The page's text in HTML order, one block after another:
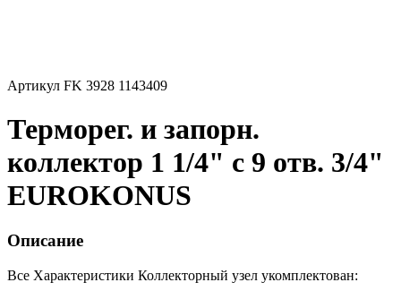
Артикул FK 3928 1143409
Терморег. и запорн.
коллектор 1 1/4" с 9 отв. 3/4"
EUROKONUS
Описание
Все Характеристики Коллекторный узел укомплектован: